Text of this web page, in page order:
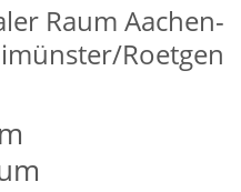
Raum Aachen-
Roetgen